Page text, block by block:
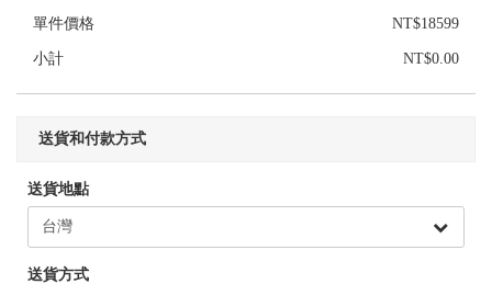
單件價格 NT$18599
小計 NT$0.00
送貨和付款方式
送貨地點
送貨方式